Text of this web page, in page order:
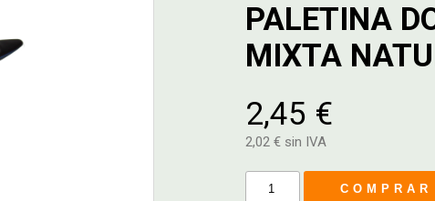
PALETINA
MIXTA
2,45 €
2,02 € sin IVA
COMPRAR